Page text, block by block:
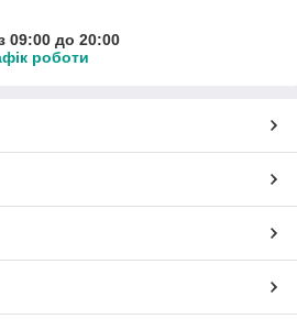
09:00 до 20:00
роботи